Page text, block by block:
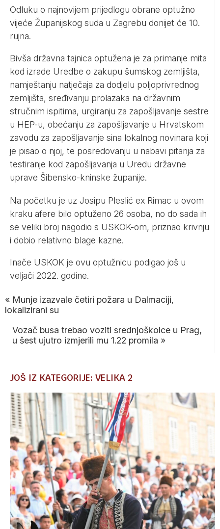
Odluku o najnovijem prijedlogu obrane optužno
vijeće Županijskog suda u Zagrebu donijet će 10.
rujna.
Bivša državna tajnica optužena je za primanje mita
kod izrade Uredbe o zakupu šumskog zemljišta,
namještanju natječaja za dodjelu poljoprivrednog
zemljišta, sređivanju prolazaka na državnim
stručnim ispitima, urgiranju za zapošljavanje sestre
u HEP-u, obećanju za zapošljavanje u Hrvatskom
zavodu za zapošljavanje sina lokalnog novinara koji
je pisao o njoj, te posredovanju u nabavi pitanja za
testiranje kod zapošljavanja u Uredu državne
uprave Šibensko-kninske županije.
Na početku je uz Josipu Pleslić ex Rimac u ovom
kraku afere bilo optuženo 26 osoba, no do sada ih
se veliki broj nagodio s USKOK-om, priznao krivnju
i dobio relativno blage kazne.
Inače USKOK je ovu optužnicu podigao još u
veljači 2022. godine.
« Munje izazvale četiri požara u Dalmaciji,
lokalizirani su
Vozač busa trebao voziti srednjoškolce u Prag,
u šest ujutro izmjerili mu 1.22 promila »
JOŠ IZ KATEGORIJE: VELIKA 2